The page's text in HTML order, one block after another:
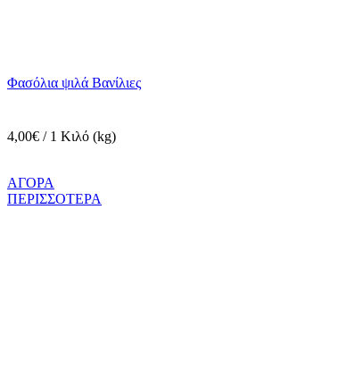
Φασόλια ψιλά Βανίλιες
4,00€ / 1 Κιλό (kg)
ΑΓΟΡΑ
ΠΕΡΙΣΣΟΤΕΡΑ